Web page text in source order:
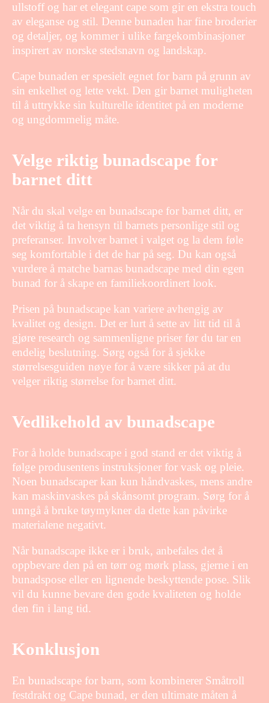
ullstoff og har et elegant cape som gir en ekstra touch
av eleganse og stil. Denne bunaden har fine broderier
og detaljer, og kommer i ulike fargekombinasjoner
inspirert av norske stedsnavn og landskap.
Cape bunaden er spesielt egnet for barn på grunn av
sin enkelhet og lette vekt. Den gir barnet muligheten
til å uttrykke sin kulturelle identitet på en moderne
og ungdommelig måte.
Velge riktig bunadscape for
barnet ditt
Når du skal velge en bunadscape for barnet ditt, er
det viktig å ta hensyn til barnets personlige stil og
preferanser. Involver barnet i valget og la dem føle
seg komfortable i det de har på seg. Du kan også
vurdere å matche barnas bunadscape med din egen
bunad for å skape en familiekoordinert look.
Prisen på bunadscape kan variere avhengig av
kvalitet og design. Det er lurt å sette av litt tid til å
gjøre research og sammenligne priser før du tar en
endelig beslutning. Sørg også for å sjekke
størrelsesguiden nøye for å være sikker på at du
velger riktig størrelse for barnet ditt.
Vedlikehold av bunadscape
For å holde bunadscape i god stand er det viktig å
følge produsentens instruksjoner for vask og pleie.
Noen bunadscaper kan kun håndvaskes, mens andre
kan maskinvaskes på skånsomt program. Sørg for å
unngå å bruke tøymykner da dette kan påvirke
materialene negativt.
Når bunadscape ikke er i bruk, anbefales det å
oppbevare den på en tørr og mørk plass, gjerne i en
bunadspose eller en lignende beskyttende pose. Slik
vil du kunne bevare den gode kvaliteten og holde
den fin i lang tid.
Konklusjon
En bunadscape for barn, som kombinerer Småtroll
festdrakt og Cape bunad, er den ultimate måten å